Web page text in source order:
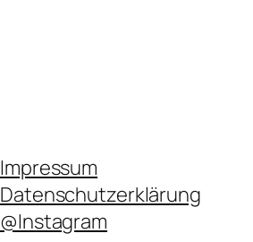
Impressum
Datenschutzerklärung
@Instagram